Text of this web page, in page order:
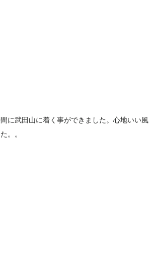
に武田山に着く事ができました。心地いい風
。。